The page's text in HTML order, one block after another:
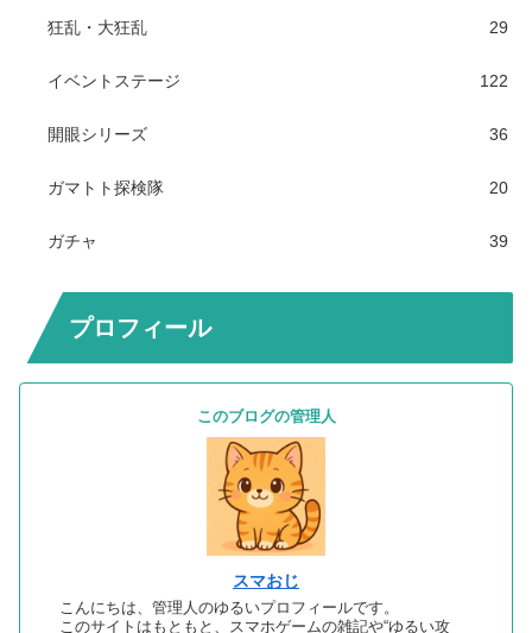
狂乱・大狂乱 29
イベントステージ 122
開眼シリーズ 36
ガマトト探検隊 20
ガチャ 39
プロフィール
このブログの管理人
スマおじ
こんにちは、管理人のゆるいプロフィールです。
このサイトはもともと、スマホゲームの雑記や“ゆるい攻